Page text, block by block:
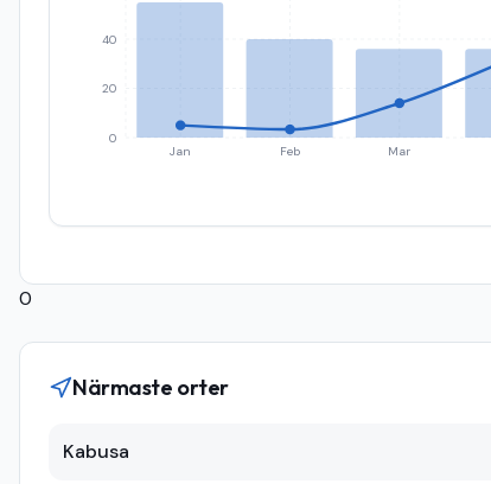
Jan Feb Mar
0
20
40
0
Närmaste orter
Kabusa